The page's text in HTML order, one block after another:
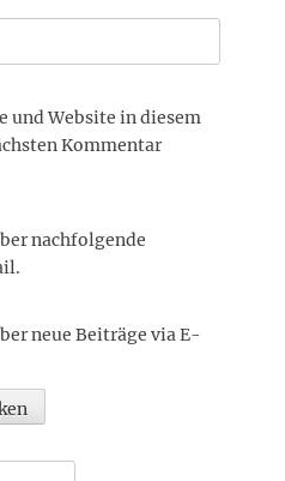
und Website in diesem
Kommentar
nachfolgende
neue Beiträge via E-